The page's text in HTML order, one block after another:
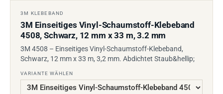
3M KLEBEBAND
3M Einseitiges Vinyl-Schaumstoff-Klebeband
4508, Schwarz, 12 mm x 33 m, 3.2 mm
3M 4508 – Einseitiges Vinyl-Schaumstoff-Klebeband,
Schwarz, 12 mm x 33 m, 3,2 mm. Abdichtet Staub&hellip;
VARIANTE WÄHLEN